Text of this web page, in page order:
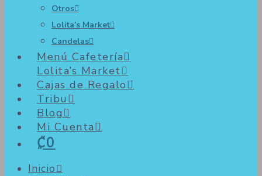
Otros
Lolita’s Market
Candelas
Menú Cafetería
Lolita’s Market
Cajas de Regalo
Tribu
Blog
Mi Cuenta
₡0
Inicio